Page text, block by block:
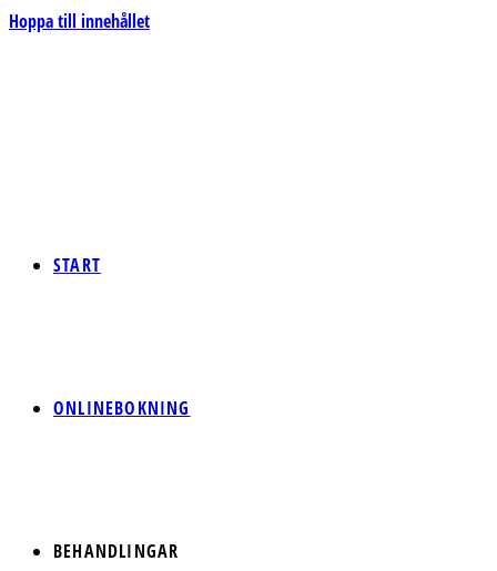
Hoppa till innehållet
START
ONLINEBOKNING
BEHANDLINGAR